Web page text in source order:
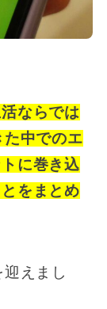
ならでは
中でのエ
に巻き込
をまとめ
えまし